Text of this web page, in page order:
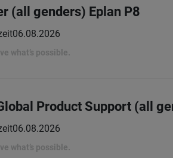
(all genders) Eplan P8
06.08.2026
what’s possible.
Product Support (all
06.08.2026
what’s possible.